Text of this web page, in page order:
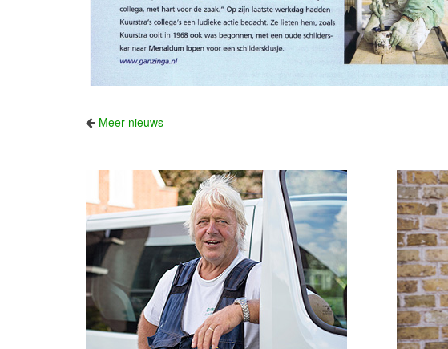
Meer nieuws